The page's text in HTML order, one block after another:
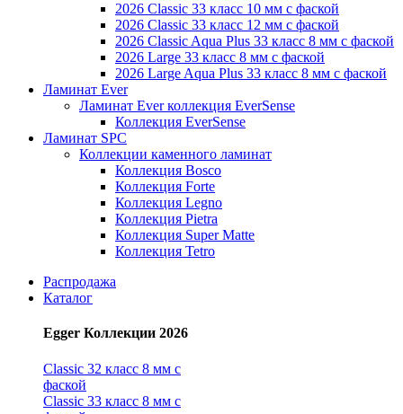
2026 Classic 33 класс 10 мм с фаской
2026 Classic 33 класс 12 мм с фаской
2026 Classic Aqua Plus 33 класс 8 мм с фаской
2026 Large 33 класс 8 мм с фаской
2026 Large Aqua Plus 33 класс 8 мм с фаской
Ламинат Ever
Ламинат Ever коллекция EverSense
Коллекция EverSense
Ламинат SPC
Коллекции каменного ламинат
Коллекция Bosco
Коллекция Forte
Коллекция Legno
Коллекция Pietra
Коллекция Super Matte
Коллекция Tetro
Распродажа
Каталог
Egger Коллекции 2026
Classic 32 класс 8 мм с
фаской
Classic 33 класс 8 мм с